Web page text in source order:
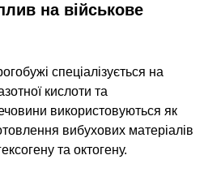
на військове
спеціалізується на
кислоти та
використовуються як
вибухових матеріалів
та октогену.